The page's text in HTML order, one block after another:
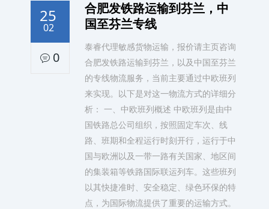
25
02
0
合肥发铁路运输到芬兰，中
国至芬兰专线
泰睿代理敏感货物运输，报价请主页咨询
合肥发铁路运输到芬兰，以及中国至芬兰
的专线物流服务，当前主要通过中欧班列
来实现。以下是对这一物流方式的详细分
析： 一、中欧班列概述 中欧班列是由中
国铁路总公司组织，按照固定车次、线
路、班期和全程运行时刻开行，运行于中
国与欧洲以及一带一路有关国家、地区间
的集装箱等铁路国际联运列车。这些班列
以其快捷准时、安全稳定、绿色环保的特
点，为国际物流提供了重要的运输方式。